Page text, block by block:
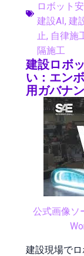
ロボット
建設AI, 建
止, 自律施
隔施工
建設ロボ
い：エン
用ガバナ
公式画像ソ
建設現場で